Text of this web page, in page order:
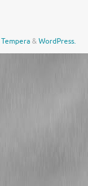
Tempera&WordPress.